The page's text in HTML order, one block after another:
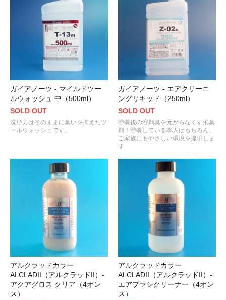
ガイアノーツ - マイルドツー
ルウォッシュ 中（500ml）
SOLD OUT
洗浄力はそのままに臭いを抑えたツ
ールウォッシュです。
ガイアノーツ - エアクリーニ
ングリキッド（250ml）
SOLD OUT
塗装後の溶剤臭を元からなくす消臭
剤！塗装している本人はもちろん、
ご家族にもやさしい環境を提供しま
す
アルクラッドカラー
ALCLADII（アルクラッドII）-
アクアグロス クリア（4オン
ス）
アルクラッドカラー
ALCLADII（アルクラッドII）-
エアブラシクリーナー（4オン
ス）